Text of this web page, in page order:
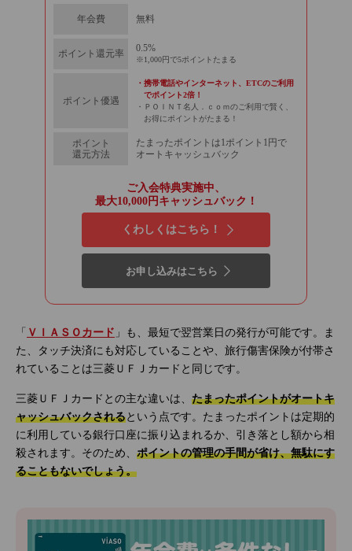
年会費 無料
ポイント還元率 0.5%
1,000円で5ポイントたまる
ポイント優遇
携帯電話やインターネット、ETCのご利用
でポイント2倍！
ＰＯＩＮＴ名人．ｃｏｍのご利用で賢く、
お得にポイントがたまる！
ポイント
還元方法
たまったポイントは1ポイント1円で
オート キャッシュ バック
ご入会特典実施中、
最大10,000円キャッシュバック！
くわしくはこちら！
お申し込みはこちら
「 ＶＩＡＳＯカード 」も、最短で翌営業日の発行が可能です。ま
た、タッチ決済にも対応していることや、旅行傷害保険が付帯さ
れていることは三菱ＵＦＪカードと同じです。
三菱ＵＦＪカードとの主な違いは、 たまったポイントがオートキ
ャッシュバックされるという点です。たまったポイントは定期的
に利用している銀行口座に振り込まれるか、引き落とし額から相
殺されます。そのため、 ポイントの管理の手間が省け、無駄にす
ることもないでしょう。